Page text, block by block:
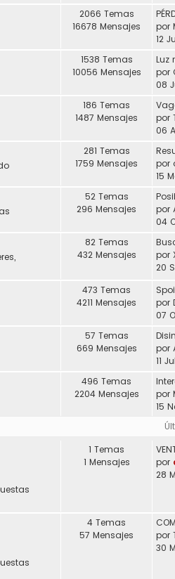
2066 Temas
16678 Mensajes
por
12
1538 Temas
10056 Mensajes
Luz
por
08
186 Temas
1487 Mensajes
por
06
281 Temas
1759 Mensajes
por
15
52 Temas
296 Mensajes
por
04
82 Temas
432 Mensajes
por
20
473 Temas
4211 Mensajes
por
07
57 Temas
669 Mensajes
por
11
496 Temas
2204 Mensajes
por
15
1 Temas
1 Mensajes
por
28
4 Temas
57 Mensajes
por
30